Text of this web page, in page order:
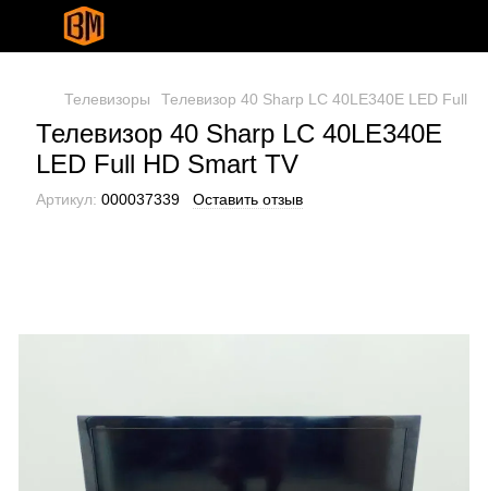
Телевизоры Телевизор 40 Sharp LC 40LE340E LED Full
Телевизор 40 Sharp LC 40LE340E
LED Full HD Smart TV
Артикул: 000037339 Оставить отзыв